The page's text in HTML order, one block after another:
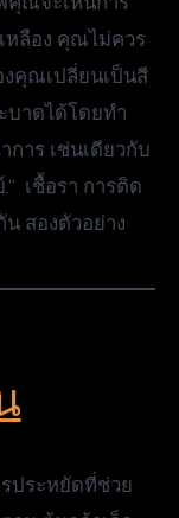
หลือง คุณไม่ควร
คุณเปลี่ยนเป็นสี
บาดได้โดยทํา
าร เช่นเดียวกับ
เชื้อรา การติด
สองตัวอย่าง
ประหยัดที่ช่วย